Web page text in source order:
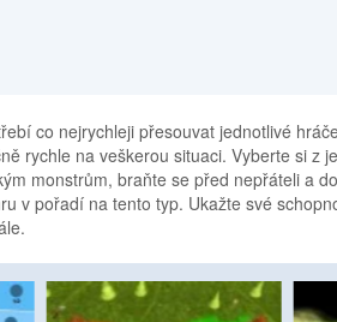
co nejrychleji přesouvat jednotlivé
rychle na veškerou situaci. Vyberte si z
monstrům, braňte se před nepřáteli a
v pořadí na tento typ. Ukažte své